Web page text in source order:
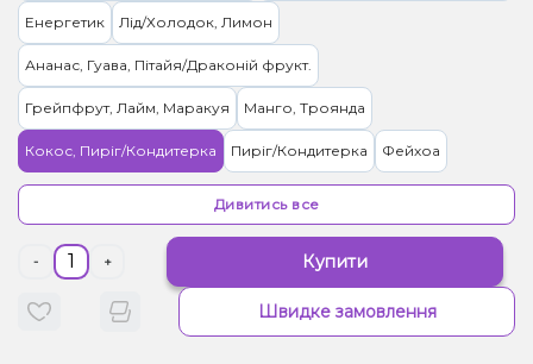
Енергетик Лід/Холодок, Лимон
Ананас, Гуава, Пітайя/Драконій фрукт.
Грейпфрут, Лайм, Маракуя Манго, Троянда
Кокос, Пиріг/Кондитерка Пиріг/Кондитерка Фейхоа
Ваніль, Вишня/Черешня, Кола
Вишня/Черешня, Чорниця/Лохина
Малина, Персик, Лід/Холодок
Дивитись все
- + Купити
Швидке замовлення